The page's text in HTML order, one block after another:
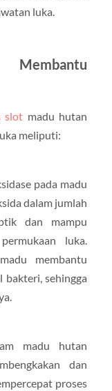
luka.
slot madu hutan
meliputi:
pada madu
dalam jumlah
dan mampu
luka.
membantu
bakteri, sehingga
madu hutan
dan
proses